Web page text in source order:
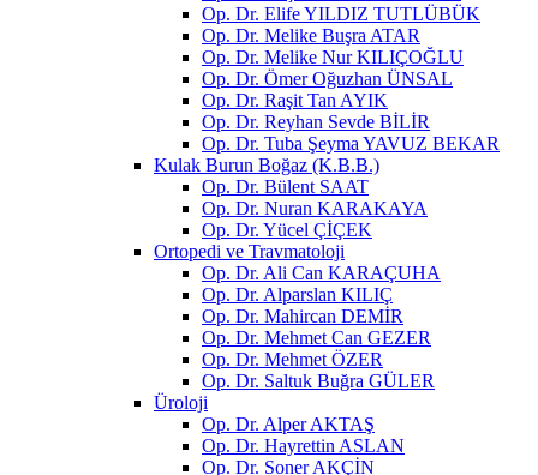
Op. Dr. Elife YILDIZ TUTLÜBÜK
Op. Dr. Melike Buşra ATAR
Op. Dr. Melike Nur KILIÇOĞLU
Op. Dr. Ömer Oğuzhan ÜNSAL
Op. Dr. Raşit Tan AYIK
Op. Dr. Reyhan Sevde BİLİR
Op. Dr. Tuba Şeyma YAVUZ BEKAR
Kulak Burun Boğaz (K.B.B.)
Op. Dr. Bülent SAAT
Op. Dr. Nuran KARAKAYA
Op. Dr. Yücel ÇİÇEK
Ortopedi ve Travmatoloji
Op. Dr. Ali Can KARAÇUHA
Op. Dr. Alparslan KILIÇ
Op. Dr. Mahircan DEMİR
Op. Dr. Mehmet Can GEZER
Op. Dr. Mehmet ÖZER
Op. Dr. Saltuk Buğra GÜLER
Üroloji
Op. Dr. Alper AKTAŞ
Op. Dr. Hayrettin ASLAN
Op. Dr. Soner AKÇİN